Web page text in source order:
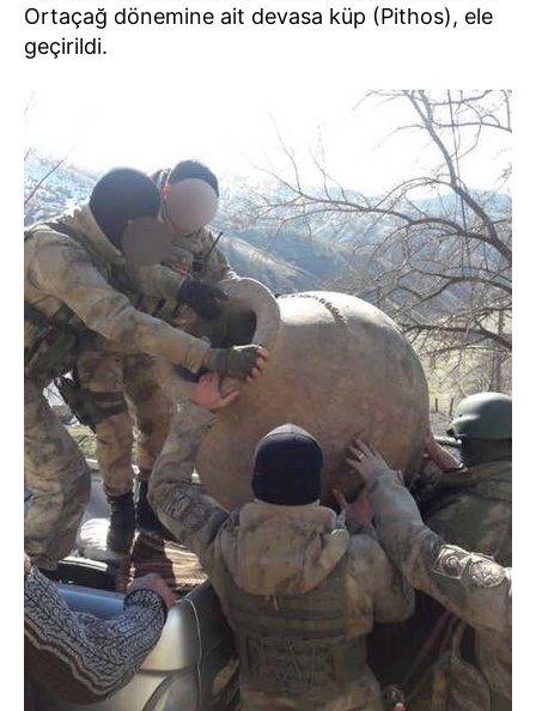
Ortaçağ dönemine ait devasa küp (Pithos), ele
geçirildi.